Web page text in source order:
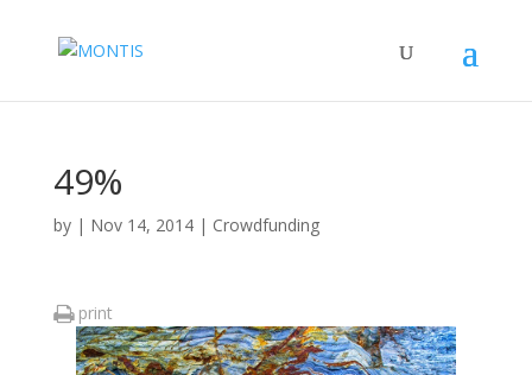
49%
by | Nov 14, 2014| Crowdfunding
print